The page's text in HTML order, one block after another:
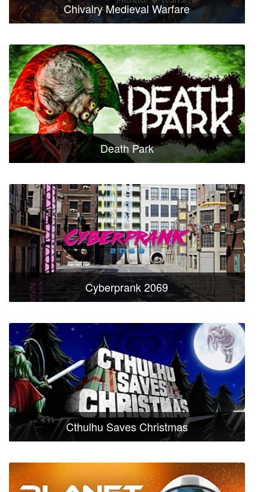
Chivalry Medieval Warfare
Death Park
Cyberprank 2069
Cthulhu Saves Christmas